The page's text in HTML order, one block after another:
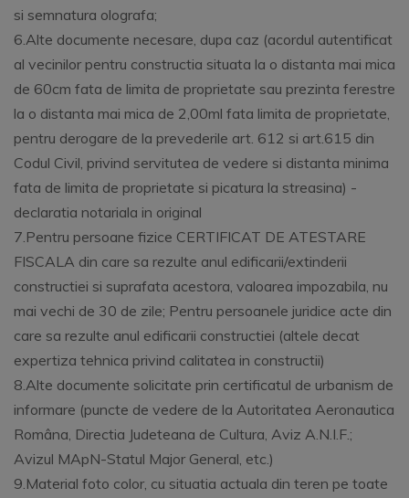
si semnatura olografa;
6.Alte documente necesare, dupa caz (acordul autentificat
al vecinilor pentru constructia situata la o distanta mai mica
de 60cm fata de limita de proprietate sau prezinta ferestre
la o distanta mai mica de 2,00ml fata limita de proprietate,
pentru derogare de la prevederile art. 612 si art.615 din
Codul Civil, privind servitutea de vedere si distanta minima
fata de limita de proprietate si picatura la streasina) -
declaratia notariala in original
7.Pentru persoane fizice CERTIFICAT DE ATESTARE
FISCALA din care sa rezulte anul edificarii/extinderii
constructiei si suprafata acestora, valoarea impozabila, nu
mai vechi de 30 de zile; Pentru persoanele juridice acte din
care sa rezulte anul edificarii constructiei (altele decat
expertiza tehnica privind calitatea in constructii)
8.Alte documente solicitate prin certificatul de urbanism de
informare (puncte de vedere de la Autoritatea Aeronautica
Româna, Directia Judeteana de Cultura, Aviz A.N.I.F.;
Avizul MApN-Statul Major General, etc.)
9.Material foto color, cu situatia actuala din teren pe toate